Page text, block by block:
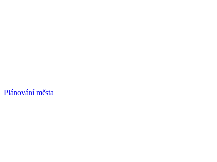
Plánování města